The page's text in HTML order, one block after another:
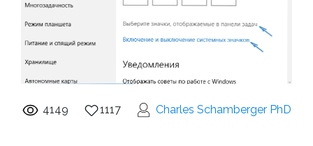
4149 1117 Charles Schamberger PhD